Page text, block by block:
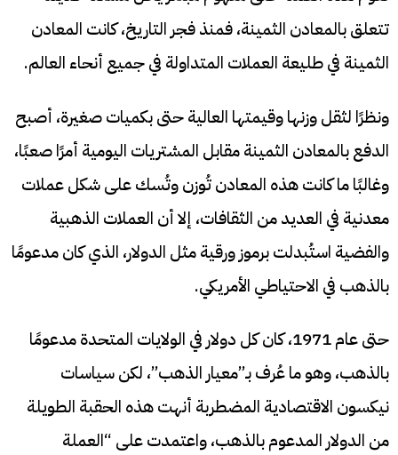
تتعلق بالمعادن الثمينة، فمنذ فجر التاريخ، كانت المعادن
الثمينة في طليعة العملات المتداولة في جميع أنحاء العالم.
ونظرًا لثقل وزنها وقيمتها العالية حتى بكميات صغيرة، أصبح
الدفع بالمعادن الثمينة مقابل المشتريات اليومية أمرًا صعبًا،
وغالبًا ما كانت هذه المعادن تُوزن وتُسك على شكل عملات
معدنية في العديد من الثقافات، إلا أن العملات الذهبية
والفضية استُبدلت برموز ورقية مثل الدولار، الذي كان مدعومًا
بالذهب في الاحتياطي الأمريكي.
حتى عام 1971، كان كل دولار في الولايات المتحدة مدعومًا
بالذهب، وهو ما عُرف بـ”معيار الذهب”، لكن سياسات
نيكسون الاقتصادية المضطربة أنهت هذه الحقبة الطويلة
من الدولار المدعوم بالذهب، واعتمدت على “العملة